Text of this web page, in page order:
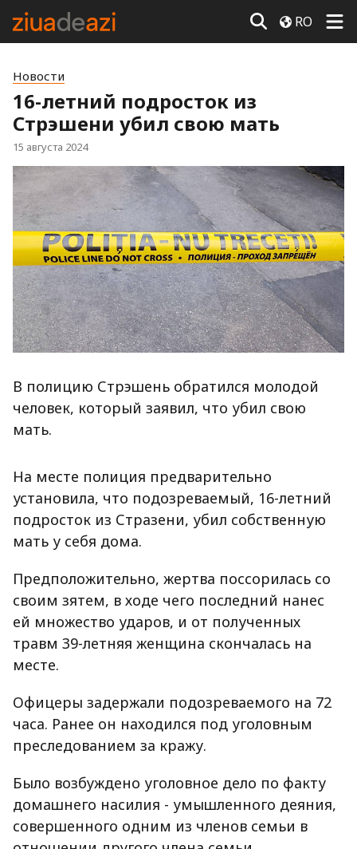
RO
Новости
16-летний подросток из
Стрэшени убил свою мать
15 августа 2024
В полицию Стрэшень обратился молодой
человек, который заявил, что убил свою
мать.
На месте полиция предварительно
установила, что подозреваемый, 16-летний
подросток из Стразени, убил собственную
мать у себя дома.
Предположительно, жертва поссорилась со
своим зятем, в ходе чего последний нанес
ей множество ударов, и от полученных
травм 39-летняя женщина скончалась на
месте.
Офицеры задержали подозреваемого на 72
часа. Ранее он находился под уголовным
преследованием за кражу.
Было возбуждено уголовное дело по факту
домашнего насилия - умышленного деяния,
совершенного одним из членов семьи в